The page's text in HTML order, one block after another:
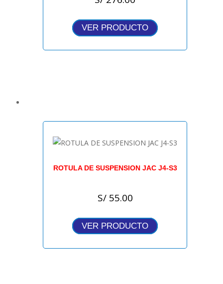
VER PRODUCTO
ROTULA DE SUSPENSION JAC J4-S3
S/55.00
VER PRODUCTO